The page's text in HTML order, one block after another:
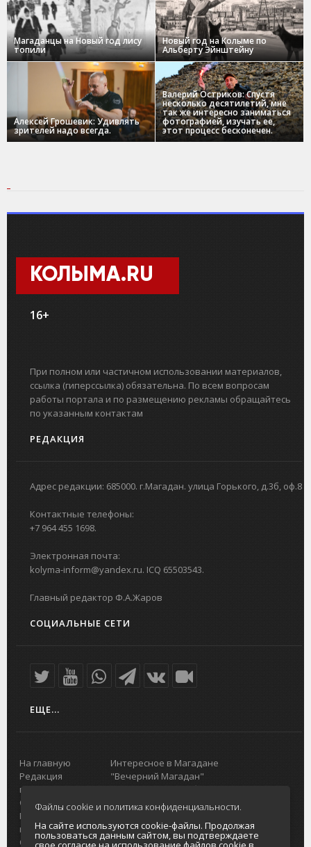
Магаданцы на Новый год лису
топили
Новый год на Колыме по
Альберту Эйнштейну
Алексей Грошевик: Удивлять
зрителей надо всегда.
Валерий Остриков: Спустя
несколько десятилетий, мне
так же интересно заниматься
фотографией, изучать ее,
этот процесс бесконечен.
КОЛЫМА.RU
16+
При полном или частичном использовании материалов,
ссылка (гиперссылка) обязательна. По всем вопросам
работы портала и по размещению рекламы обращайтесь
по указанным контактам
РЕДАКЦИЯ
Адрес редакции: 685000. г.Магадан. улица Горького, д.3б, оф.8
Контактные телефоны:
+7 964 455 1698.
Электронная почта:
kolyma-inform@yandex.ru. ICQ 65503543.
Главный редактор Ф.А.Жаров
СОЦИАЛЬНЫЕ СЕТИ
ЕЩЕ...
На главную
Редакция
портала
О проекте
Реклама на
портале
Отзывы и
Интересное в Магадане
"Вечерний Магадан"
Городская доска объявлений
Реклама
Главный туристический портал
Колымы
Политика в отношении обработки
Файлы cookie и политика конфиденциальности.
На сайте используются cookie-файлы. Продолжая
пользоваться данным сайтом, вы подтверждаете